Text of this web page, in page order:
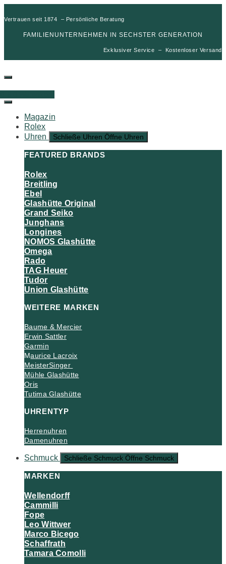
Vertrauen seit 1874 – Persönliche Beratung
FAMILIENUNTERNEHMEN IN SECHSTER GENERATION
Exklusiver Service – Kostenloser Versand
Magazin
Rolex
Uhren
Schließe Uhren Öffne Uhren
FEATURED BRANDS
Rolex
Breitling
Ebel
Glashütte Original
Grand Seiko
Junghans
Longines
NOMOS Glashütte
Omega
Rado
TAG Heuer
Tudor
Union Glashütte
WEITERE MARKEN
Baume & Mercier
Erwin Sattler
Garmin
Maurice Lacroix
MeisterSinger
Mühle Glashütte
Oris
Tutima Glashütte
UHRENTYP
Herrenuhren
Damenuhren
Schmuck Schließe Schmuck Öffne Schmuck
MARKEN
Wellendorff
Cammilli
Fope
Leo Wittwer
Marco Bicego
Schaffrath
Tamara Comolli